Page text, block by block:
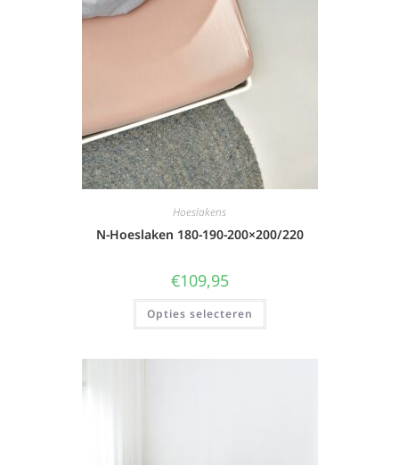
Hoeslakens
N-Hoeslaken 180-190-200×200/220
€109,95
Opties selecteren